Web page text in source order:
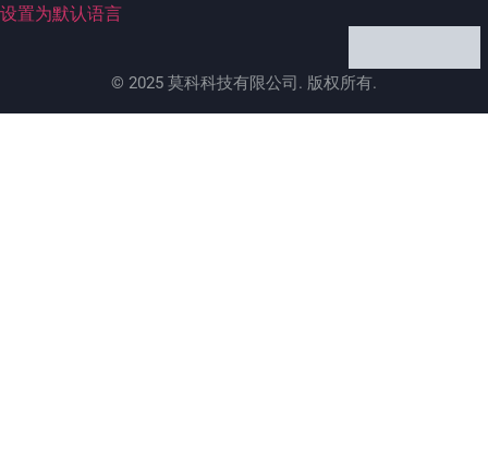
设置为默认语言
© 2025 莫科科技有限公司. 版权所有.